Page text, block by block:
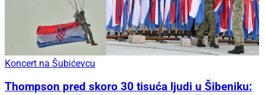
Koncert na Šubićevcu
Thompson pred skoro 30 tisuća ljudi u Šibeniku: